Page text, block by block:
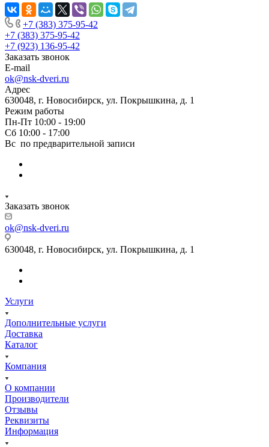
установили! Установщики сделали свою
работу очень аккуратно, после себя убрали
абсолютно всю строительную пыль и
оставили идеальный порядок.Спасибо вам!
+7 (383) 375-95-42
+7 (383) 375-95-42
+7 (923) 136-95-42
Заказать звонок
E-mail
ok@nsk-dveri.ru
Адрес
630048, г. Новосибирск, ул. Покрышкина, д. 1
Режим работы
Пн-Пт 10:00 - 19:00
Сб 10:00 - 17:00
Вс по предварительной записи
Заказать звонок
ok@nsk-dveri.ru
630048, г. Новосибирск, ул. Покрышкина, д. 1
Услуги
Дополнительные услуги
Доставка
Каталог
Компания
О компании
Производители
Отзывы
Реквизиты
Информация